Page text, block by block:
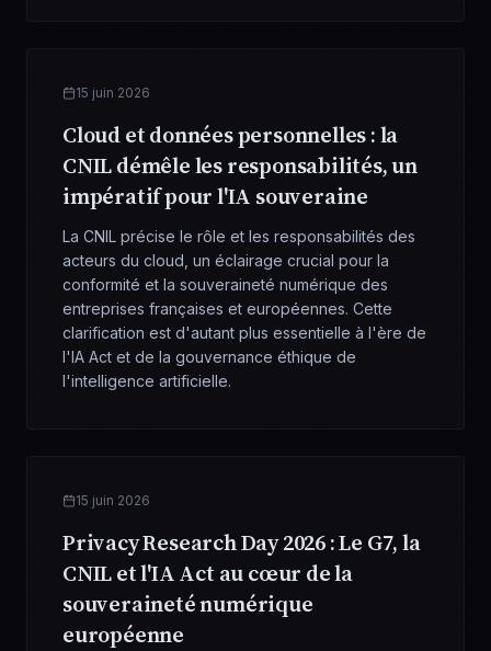
15 juin 2026
Cloud et données personnelles : la
CNIL démêle les responsabilités, un
impératif pour l'IA souveraine
La CNIL précise le rôle et les responsabilités des
acteurs du cloud, un éclairage crucial pour la
conformité et la souveraineté numérique des
entreprises françaises et européennes. Cette
clarification est d'autant plus essentielle à l'ère de
l'IA Act et de la gouvernance éthique de
l'intelligence artificielle.
15 juin 2026
Privacy Research Day 2026 : Le G7, la
CNIL et l'IA Act au cœur de la
souveraineté numérique
européenne